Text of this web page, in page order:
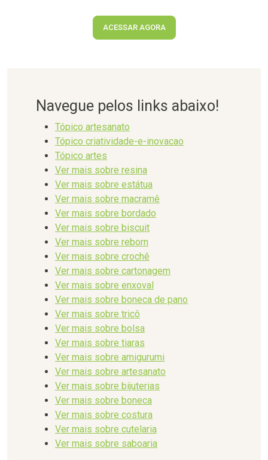
ACESSAR AGORA
Navegue pelos links abaixo!
Tópico artesanato
Tópico criatividade-e-inovacao
Tópico artes
Ver mais sobre resina
Ver mais sobre estátua
Ver mais sobre macramê
Ver mais sobre bordado
Ver mais sobre biscuit
Ver mais sobre reborn
Ver mais sobre crochê
Ver mais sobre cartonagem
Ver mais sobre enxoval
Ver mais sobre boneca de pano
Ver mais sobre tricô
Ver mais sobre bolsa
Ver mais sobre tiaras
Ver mais sobre amigurumi
Ver mais sobre artesanato
Ver mais sobre bijuterias
Ver mais sobre boneca
Ver mais sobre costura
Ver mais sobre cutelaria
Ver mais sobre saboaria